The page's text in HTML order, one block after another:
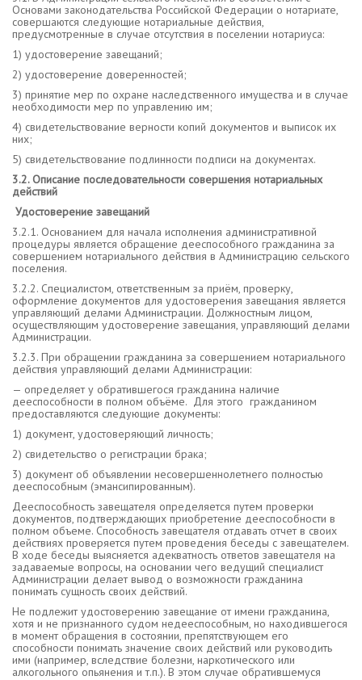
Основами законодательства Российской Федерации о нотариате,
совершаются следующие нотариальные действия,
предусмотренные в случае отсутствия в поселении нотариуса:
1) удостоверение завещаний;
2) удостоверение доверенностей;
3) принятие мер по охране наследственного имущества и в случае
необходимости мер по управлению им;
4) свидетельствование верности копий документов и выписок их
них;
5) свидетельствование подлинности подписи на документах.
3.2. Описание последовательности совершения нотариальных
действий
Удостоверение завещаний
3.2.1. Основанием для начала исполнения административной
процедуры является обращение дееспособного гражданина за
совершением нотариального действия в Администрацию сельского
поселения.
3.2.2. Специалистом, ответственным за приём, проверку,
оформление документов для удостоверения завещания является
управляющий делами Администрации. Должностным лицом,
осуществляющим удостоверение завещания, управляющий делами
Администрации.
3.2.3. При обращении гражданина за совершением нотариального
действия управляющий делами Администрации:
— определяет у обратившегося гражданина наличие
дееспособности в полном объёме. Для этого гражданином
предоставляются следующие документы:
1) документ, удостоверяющий личность;
2) свидетельство о регистрации брака;
3) документ об объявлении несовершеннолетнего полностью
дееспособным (эмансипированным).
Дееспособность завещателя определяется путем проверки
документов, подтверждающих приобретение дееспособности в
полном объеме. Способность завещателя отдавать отчет в своих
действиях проверяется путем проведения беседы с завещателем.
В ходе беседы выясняется адекватность ответов завещателя на
задаваемые вопросы, на основании чего ведущий специалист
Администрации делает вывод о возможности гражданина
понимать сущность своих действий.
Не подлежит удостоверению завещание от имени гражданина,
хотя и не признанного судом недееспособным, но находившегося
в момент обращения в состоянии, препятствующем его
способности понимать значение своих действий или руководить
ими (например, вследствие болезни, наркотического или
алкогольного опьянения и т.п.). В этом случае обратившемуся